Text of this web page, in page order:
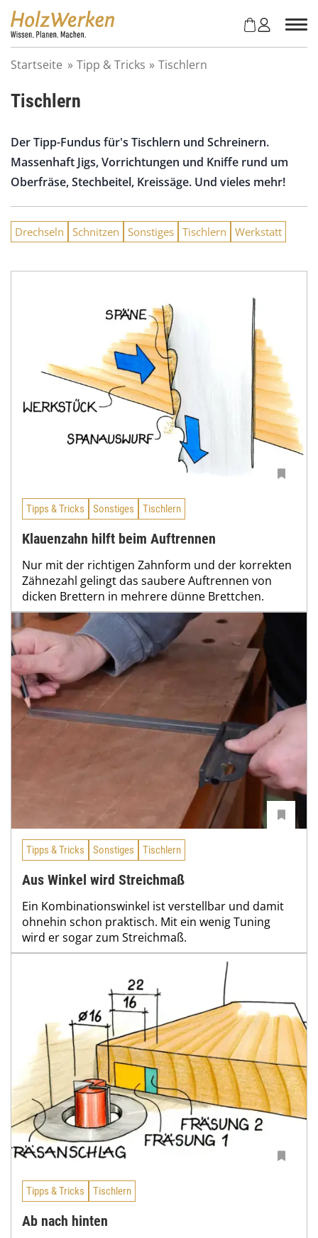
Startseite » Tipp & Tricks » Tischlern
Tischlern
Der Tipp-Fundus für's Tischlern und Schreinern.
Massenhaft Jigs, Vorrichtungen und Kniffe rund um
Oberfräse, Stechbeitel, Kreissäge. Und vieles mehr!
Drechseln Schnitzen Sonstiges Tischlern Werkstatt
Tipps & Tricks Sonstiges Tischlern
Klauenzahn hilft beim Auftrennen
Nur mit der richtigen Zahnform und der korrekten
Zähnezahl gelingt das saubere Auftrennen von
dicken Brettern in mehrere dünne Brettchen.
Tipps & Tricks Sonstiges Tischlern
Aus Winkel wird Streichmaß
Ein Kombinationswinkel ist verstellbar und damit
ohnehin schon praktisch. Mit ein wenig Tuning
wird er sogar zum Streichmaß.
Tipps & Tricks Tischlern
Ab nach hinten